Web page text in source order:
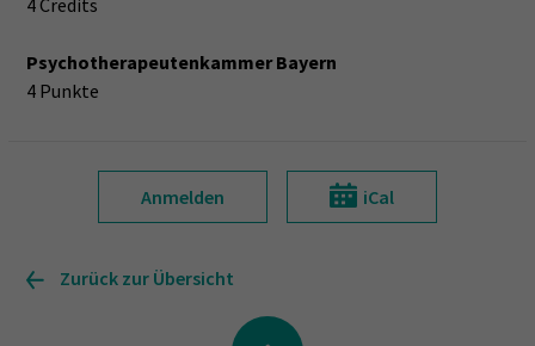
4 Credits
Psychotherapeutenkammer Bayern
4 Punkte
Anmelden iCal
Zurück zur Übersicht